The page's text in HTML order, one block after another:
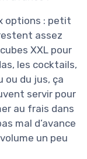
options : petit
assez
XXL pour
les cocktails,
ou du jus, ça
servir pour
au frais dans
mal d’avance
un peu